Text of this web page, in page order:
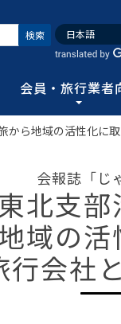
検索
と旅行業の健全
とめ、旅行の促
会に貢献する業務
主要活
会員・旅行業者
他、旅行業登録
法に基づく旅行会
専用
旅行全
海
国内
まのための情報
際の弁済業務保証
一
消費者
消
カ
、営業所ごとに
旅行契約等に関
験 試験の
過
員旅行会社を対
ズの
旅行業
保
保
から地域の活性化
会報誌「じ
東北支
域の
行会社